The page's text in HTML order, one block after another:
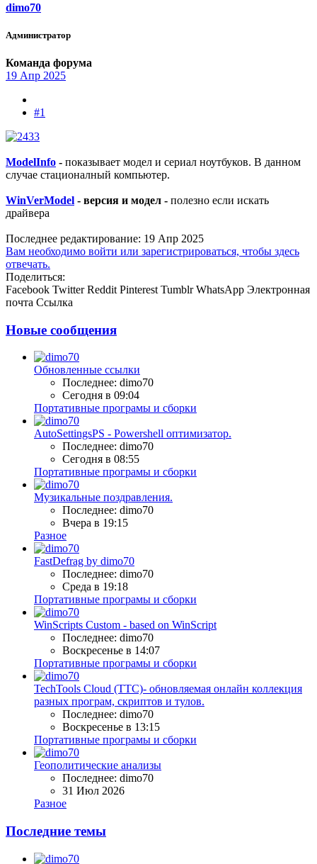
dimo70
Администратор
Команда форума
19 Апр 2025
#1
ModelInfo - показывает модел и сериал ноутбуков. В данном
случае стационалный компьютер.
WinVerModel - версия и модел - полезно если искать
драйвера
Последнее редактирование: 19 Апр 2025
Вам необходимо войти или зарегистрироваться, чтобы здесь
отвечать.
Поделиться:
Facebook Twitter Reddit Pinterest Tumblr WhatsApp Электронная
почта Ссылка
Новые сообщения
Обновленные ссылки
Последнее: dimo70
Сегодня в 09:04
Портативные програмы и сборки
AutoSettingsPS - Powershell оптимизатор.
Последнее: dimo70
Сегодня в 08:55
Портативные програмы и сборки
Музикальные поздравления.
Последнее: dimo70
Вчера в 19:15
Разное
FastDefrag by dimo70
Последнее: dimo70
Среда в 19:18
Портативные програмы и сборки
WinScripts Custom - based on WinScript
Последнее: dimo70
Воскресенье в 14:07
Портативные програмы и сборки
TechTools Cloud (TTC)- обновляемая онлайн коллекция
разных програм, скриптов и тулов.
Последнее: dimo70
Воскресенье в 13:15
Портативные програмы и сборки
Геополитические анализы
Последнее: dimo70
31 Июл 2026
Разное
Последние темы